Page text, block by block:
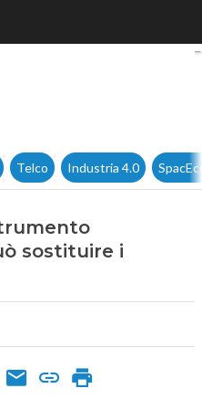
“Rete strumento
Telco Industria 4.0
sostituire i